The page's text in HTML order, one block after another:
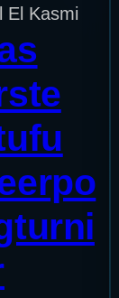
El Kasmi